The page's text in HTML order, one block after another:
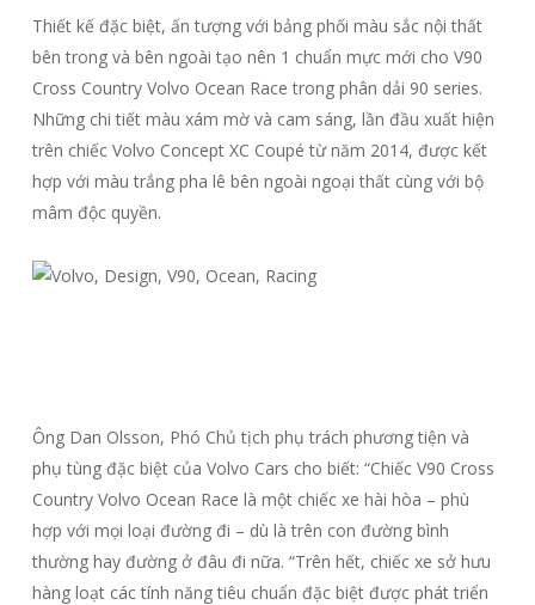
Thiết kế đặc biệt, ấn tượng với bảng phối màu sắc nội thất
bên trong và bên ngoài tạo nên 1 chuẩn mực mới cho V90
Cross Country Volvo Ocean Race trong phân dải 90 series.
Những chi tiết màu xám mờ và cam sáng, lần đầu xuất hiện
trên chiếc Volvo Concept XC Coupé từ năm 2014, được kết
hợp với màu trắng pha lê bên ngoài ngoại thất cùng với bộ
mâm độc quyền.
Ông Dan Olsson, Phó Chủ tịch phụ trách phương tiện và
phụ tùng đặc biệt của Volvo Cars cho biết: “Chiếc V90 Cross
Country Volvo Ocean Race là một chiếc xe hài hòa – phù
hợp với mọi loại đường đi – dù là trên con đường bình
thường hay đường ở đâu đi nữa. “Trên hết, chiếc xe sở hưu
hàng loạt các tính năng tiêu chuẩn đặc biệt được phát triển